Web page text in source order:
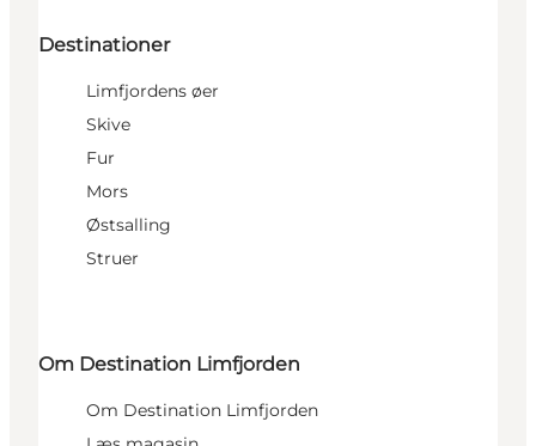
Destinationer
Limfjordens øer
Skive
Fur
Mors
Østsalling
Struer
Om Destination Limfjorden
Om Destination Limfjorden